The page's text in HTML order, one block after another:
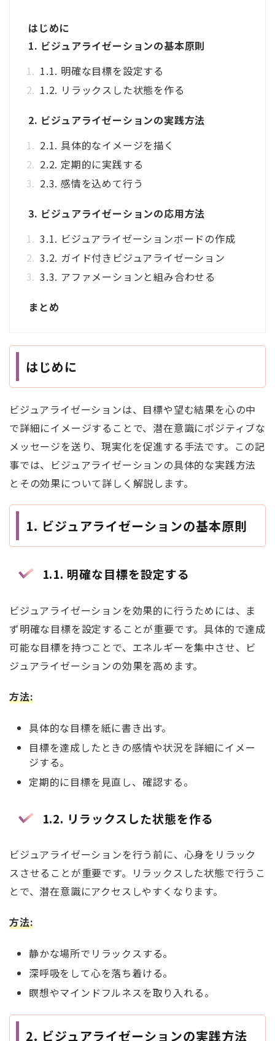
はじめに
1. ビジュアライゼーションの基本原則
1.1. 明確な目標を設定する
1.2. リラックスした状態を作る
2. ビジュアライゼーションの実践方法
2.1. 具体的なイメージを描く
2.2. 定期的に実践する
2.3. 感情を込めて行う
3. ビジュアライゼーションの応用方法
3.1. ビジュアライゼーションボードの作成
3.2. ガイド付きビジュアライゼーション
3.3. アファメーションと組み合わせる
まとめ
はじめに
ビジュアライゼーションは、目標や望む結果を心の中
で詳細にイメージすることで、潜在意識にポジティブな
メッセージを送り、現実化を促進する手法です。この記
事では、ビジュアライゼーションの具体的な実践方法
とその効果について詳しく解説します。
1. ビジュアライゼーションの基本原則
1.1.明確な目標を設定する
ビジュアライゼーションを効果的に行うためには、ま
ず明確な目標を設定することが重要です。具体的で達成
可能な目標を持つことで、エネルギーを集中させ、ビ
ジュアライゼーションの効果を高めます。
方法:
具体的な目標を紙に書き出す。
目標を達成したときの感情や状況を詳細にイメー
ジする。
定期的に目標を見直し、確認する。
1.2. リラックスした状態を作る
ビジュアライゼーションを行う前に、心身をリラック
スさせることが重要です。リラックスした状態で行うこ
とで、潜在意識にアクセスしやすくなります。
方法:
静かな場所でリラックスする。
深呼吸をして心を落ち着ける。
瞑想やマインドフルネスを取り入れる。
2. ビジュアライゼーションの実践方法